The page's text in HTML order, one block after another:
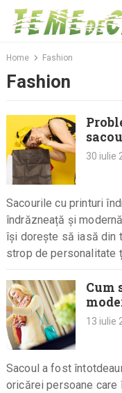
Skip
Home Fashion
Fashion
30 iulie
Sacourile cu printuri
îndrăzneață și
își dorește să iasă din
strop de personalitate
Cum
13 iulie
Sacoul a fost
oricărei persoane